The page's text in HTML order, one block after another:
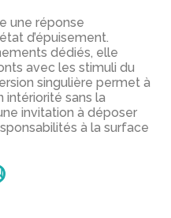
une réponse
d’épuisement.
dédiés, elle
avec les stimuli du
singulière permet à
intériorité sans la
invitation à déposer
à la surface